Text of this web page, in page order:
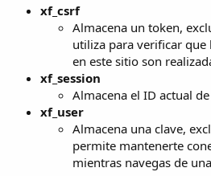
xf_csrf
Almacena un token,
utiliza para verificar que
en este sitio son
xf_session
Almacena el ID actual
xf_user
Almacena una clave,
permite mantenerte
mientras navegas de